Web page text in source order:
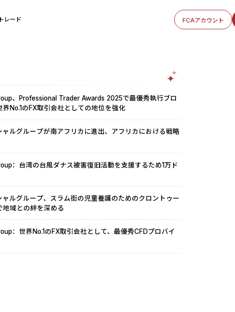
レード FCAアカウント
戦略をレベルアップ — 高額賞金付きの取
、Professional Trader Awards 2025で最優秀執行ブロ
No.1のFX取引会社としての地位を強化
ャルグループが南アフリカに進出、アフリカにおける戦略
：台湾の台風ダナス被害復旧活動を支援するため1万ド
ャルグループ、スラム街の児童養護のためのクロントゥー
地域との絆を深める
：世界No.1のFX取引会社として、最優秀CFDプロバイ